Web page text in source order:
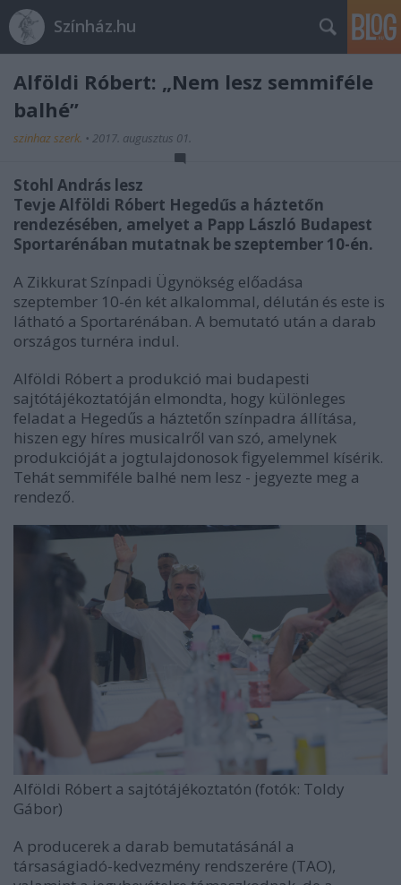
Színház.hu
Alföldi Róbert: „Nem lesz semmiféle
balhé”
szinhaz szerk. • 2017. augusztus 01.
Stohl András lesz
Tevje Alföldi Róbert Hegedűs a háztetőn
rendezésében, amelyet a Papp László Budapest
Sportarénában mutatnak be szeptember 10-én.
A Zikkurat Színpadi Ügynökség előadása
szeptember 10-én két alkalommal, délután és este is
látható a Sportarénában. A bemutató után a darab
országos turnéra indul.
Alföldi Róbert a produkció mai budapesti
sajtótájékoztatóján elmondta, hogy különleges
feladat a Hegedűs a háztetőn színpadra állítása,
hiszen egy híres musicalről van szó, amelynek
produkcióját a jogtulajdonosok figyelemmel kísérik.
Tehát semmiféle balhé nem lesz - jegyezte meg a
rendező.
Alföldi Róbert a sajtótájékoztatón (fotók: Toldy
Gábor)
A producerek a darab bemutatásánál a
társaságiadó-kedvezmény rendszerére (TAO),